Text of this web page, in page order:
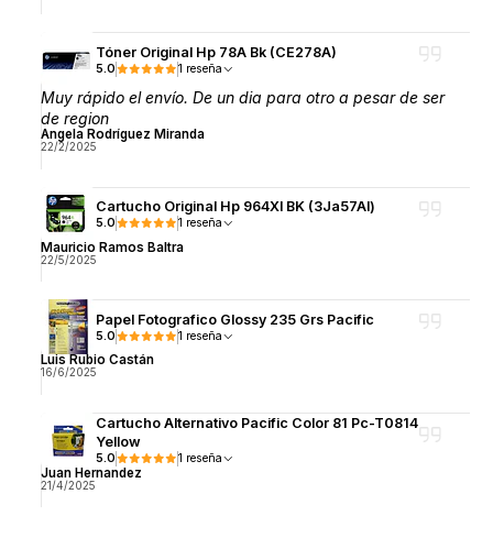
Tóner Original Hp 78A Bk (CE278A)
5.0 1 reseña
Muy rápido el envío. De un dia para otro a pesar de ser
de region
Angela Rodríguez Miranda
22/2/2025
Cartucho Original Hp 964Xl BK (3Ja57Al)
5.0 1 reseña
Mauricio Ramos Baltra
22/5/2025
Papel Fotografico Glossy 235 Grs Pacific
5.0 1 reseña
Luis Rubio Castán
16/6/2025
Cartucho Alternativo Pacific Color 81 Pc-T0814
Yellow
5.0 1 reseña
Juan Hernandez
21/4/2025